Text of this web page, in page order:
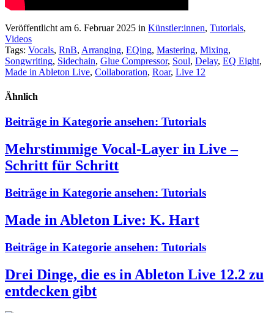
Veröffentlicht am 6. Februar 2025 in Künstler:innen, Tutorials,
Videos
Tags: Vocals, RnB, Arranging, EQing, Mastering, Mixing,
Songwriting, Sidechain, Glue Compressor, Soul, Delay, EQ Eight,
Made in Ableton Live, Collaboration, Roar, Live 12
Ähnlich
Beiträge in Kategorie ansehen: Tutorials
Mehrstimmige Vocal-Layer in Live –
Schritt für Schritt
Beiträge in Kategorie ansehen: Tutorials
Made in Ableton Live: K. Hart
Beiträge in Kategorie ansehen: Tutorials
Drei Dinge, die es in Ableton Live 12.2 zu
entdecken gibt